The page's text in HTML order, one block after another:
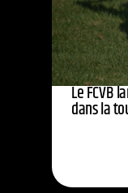
Le FCVB
dans la